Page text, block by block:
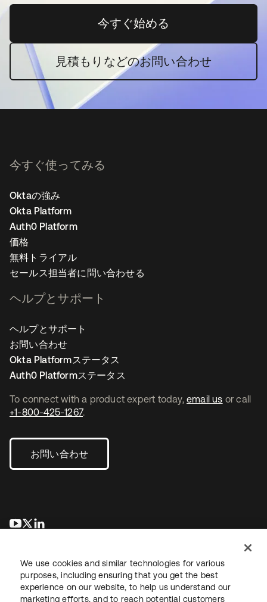
今すぐ始める新しいタブで開く
見積もりなどのお問い合わせ
To connect with a product expert today, email us or call
+1-800-425-1267.
お問い合わせ
新しいタブで開く
新しいタブで開く
今すぐ使ってみる
Oktaの強み
Okta Platform
Auth0 Platform
価格
無料トライアル
セールス担当者に問い合わせる
ヘルプとサポート
ヘルプとサポート
お問い合わせ
Okta Platformステータス
Auth0 Platformステータス
We use cookies and similar technologies for various
purposes, including ensuring that you get the best
experience on our website, to help us understand our
marketing efforts, and to reach potential customers